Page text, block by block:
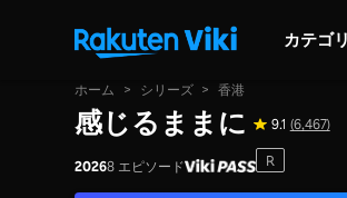
カテゴ
ホーム > シリーズ > 香港
感じるままに 9.1 (6,467)
20268 エピソード R